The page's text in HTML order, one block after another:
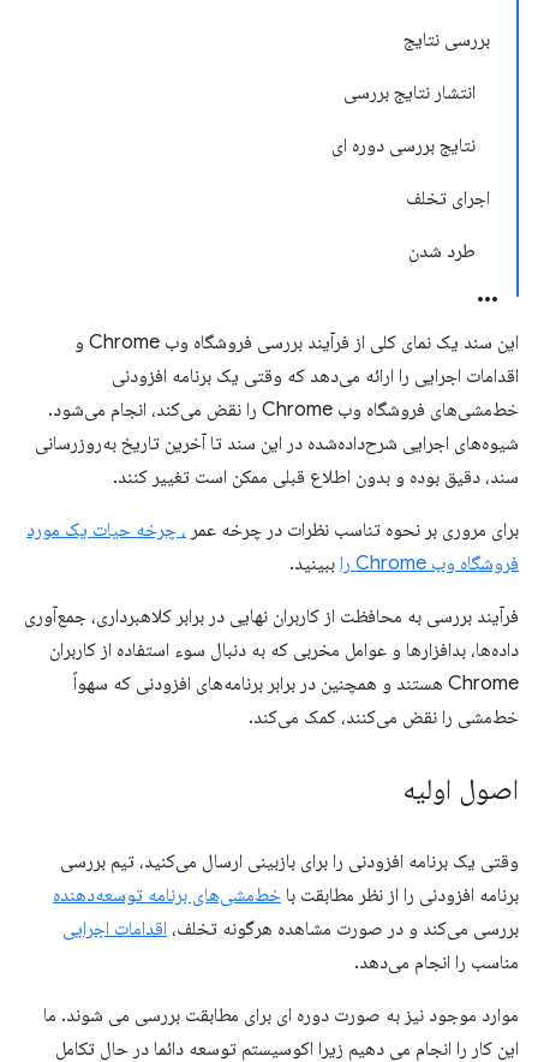
بررسی نتایج
انتشار نتایج بررسی
نتایج بررسی دوره ای
اجرای تخلف
طرد شدن
این سند یک نمای کلی از فرآیند بررسی فروشگاه وب Chrome و
اقدامات اجرایی را ارائه می‌دهد که وقتی یک برنامه افزودنی
خط‌مشی‌های فروشگاه وب Chrome را نقض می‌کند، انجام می‌شود.
شیوه‌های اجرایی شرح‌داده‌شده در این سند تا آخرین تاریخ به‌روزرسانی
سند، دقیق بوده و بدون اطلاع قبلی ممکن است تغییر کنند.
برای مروری بر نحوه تناسب نظرات در چرخه عمر ، چرخه حیات یک مورد
فروشگاه وب Chrome را
ببینید.
فرآیند بررسی به محافظت از کاربران نهایی در برابر کلاهبرداری، جمع‌آوری
داده‌ها، بدافزارها و عوامل مخربی که به دنبال سوء استفاده از کاربران
Chrome هستند و همچنین در برابر برنامه‌های افزودنی که سهواً
خط‌مشی را نقض می‌کنند، کمک می‌کند.
اصول اولیه
وقتی یک برنامه افزودنی را برای بازبینی ارسال می‌کنید، تیم بررسی
برنامه افزودنی را از نظر مطابقت با خط‌مشی‌های برنامه توسعه‌دهنده
بررسی می‌کند و در صورت مشاهده هرگونه تخلف، اقدامات اجرایی
مناسب را انجام می‌دهد.
موارد موجود نیز به صورت دوره ای برای مطابقت بررسی می شوند. ما
این کار را انجام می دهیم زیرا اکوسیستم توسعه دائما در حال تکامل